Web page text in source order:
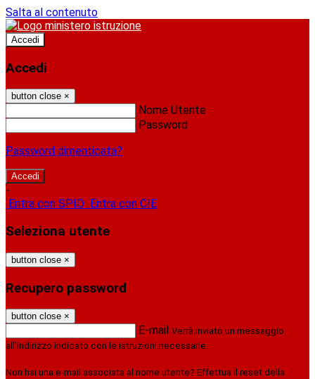
Salta al contenuto
Accedi
Accedi
button close ×
Nome Utente
Password
Password dimenticata?
-
Entra con SPID Entra con CIE
Seleziona utente
button close ×
Recupero password
button close ×
E-mail Verrà inviato un messaggio
all'indirizzo indicato con le istruzioni necessarie.
Non hai una e-mail associata al nome utente? Effettua il reset della